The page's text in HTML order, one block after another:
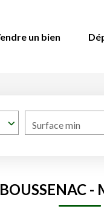
un bien
Surface min
-